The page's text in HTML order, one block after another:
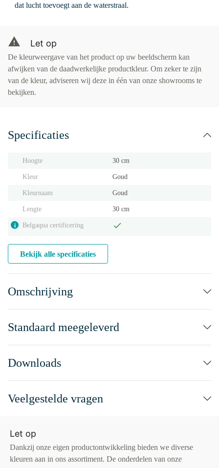
dat lucht toevoegt aan de waterstraal.
Let op
De kleurweergave van het product op uw beeldscherm kan
afwijken van de daadwerkelijke productkleur. Om zeker te zijn
van de kleur, adviseren wij deze in één van onze showrooms te
bekijken.
Specificaties
Hoogte 30 cm
Kleur Goud
Kleurnaam Goud
Lengte 30 cm
i Belgaqua certificering
Bekijk alle specificaties
Omschrijving
Standaard meegeleverd
Downloads
Veelgestelde vragen
Let op
Dankzij onze eigen productontwikkeling bieden we diverse
kleuren aan in ons assortiment. De onderdelen van onze